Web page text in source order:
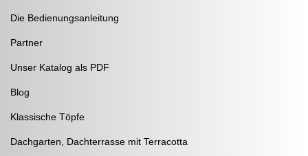
Die Bedienungsanleitung
Partner
Unser Katalog als PDF
Blog
Klassische Töpfe
Dachgarten, Dachterrasse mit Terracotta